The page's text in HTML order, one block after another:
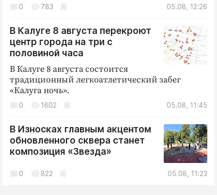
05.08, 12:26
0 783
В Калуге 8 августа перекроют
центр города на три с
половиной часа
В Калуге 8 августа состоится
традиционный легкоатлетический забег
«Калуга ночь».
05.08, 11:45
0 1602
В Износках главным акцентом
обновленного сквера станет
композиция «Звезда»
05.08, 11:23
0 822